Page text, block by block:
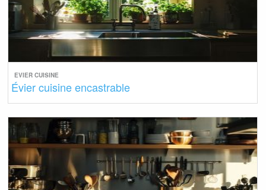
EVIER CUISINE
Évier cuisine encastrable